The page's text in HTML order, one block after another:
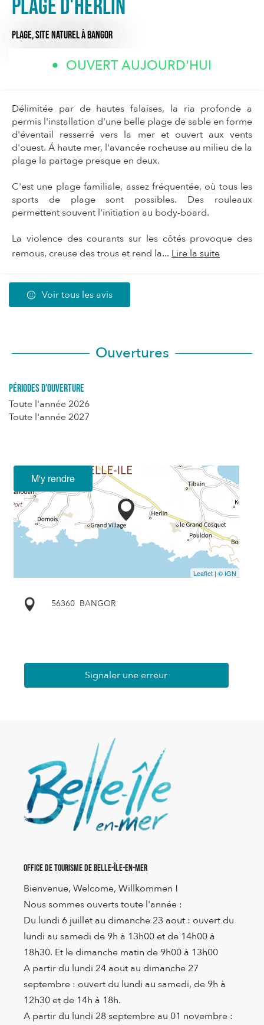
Plage d'Herlin
PLAGE,SITE NATURELÀ BANGOR
OUVERT AUJOURD'HUI
Délimitée par de hautes falaises, la ria profonde a
permis l'installation d'une belle plage de sable en forme
d'éventail resserré vers la mer et ouvert aux vents
d'ouest. Á haute mer, l'avancée rocheuse au milieu de la
plage la partage presque en deux.
C'est une plage familiale, assez fréquentée, où tous les
sports de plage sont possibles. Des rouleaux
permettent souvent l'initiation au body-board.
La violence des courants sur les côtés provoque des
remous, creuse des trous et rend la... Lire la suite
Voir tous les avis
Ouvertures
Périodes d'ouverture
Toute l'année 2026
Toute l'année 2027
M'y rendre
Leaflet | © IGN
56360 BANGOR
Signaler une erreur
Office de Tourisme de Belle-Île-en-Mer
Bienvenue, Welcome, Willkommen !
Nous sommes ouverts toute l'année :
Du lundi 6 juillet au dimanche 23 aout : ouvert du
lundi au samedi de 9h à 13h00 et de 14h00 à
18h30. Et le dimanche matin de 9h00 à 13h00
A partir du lundi 24 aout au dimanche 27
septembre : ouvert du lundi au samedi, de 9h à
12h30 et de 14h à 18h.
A partir du lundi 28 septembre au 01 novembre :